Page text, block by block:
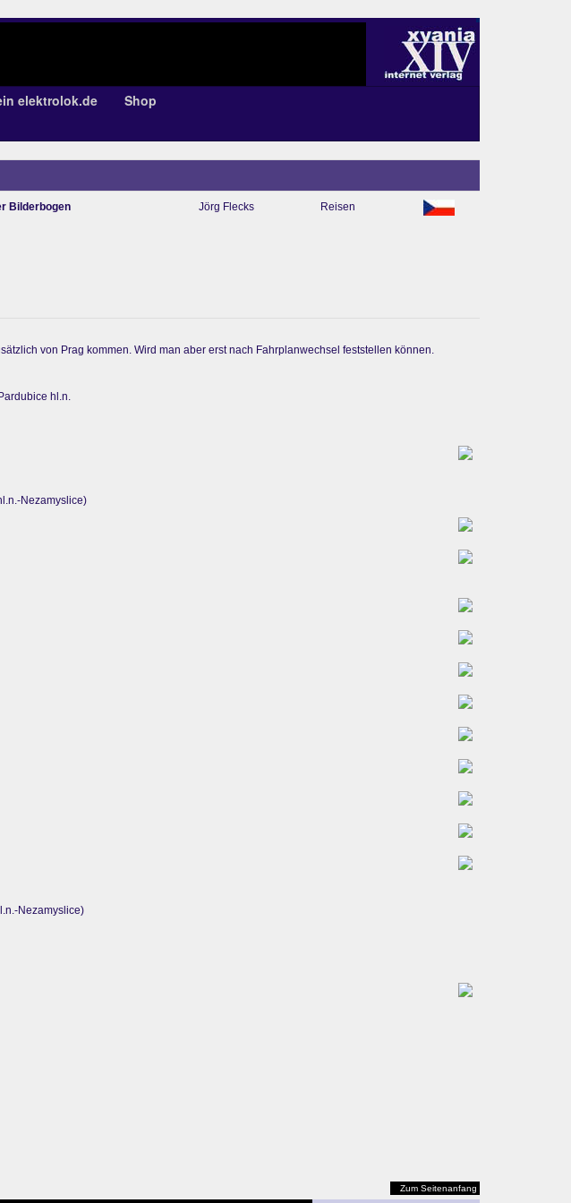
elektrolok.de
Shop
Bilderbogen Jörg Flecks Reisen
von Prag kommen. Wird man aber erst nach Fahrplanwechsel feststellen können.
hl.n.
Nezamyslice)
Nezamyslice)
Zum Seitenanfang